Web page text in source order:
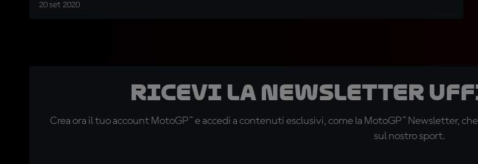
20 set 2020
Ricevi la newsletter
Crea ora il tuo account MotoGP™ e accedi a contenuti esclusivi, come la MotoGP™ Newsletter,
sul nostro sport.